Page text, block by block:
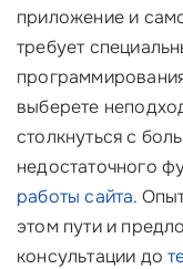
приложение и
требует
выберете
столкнуться с
недостаточного
работы сайта.
этом пути и
консультации до